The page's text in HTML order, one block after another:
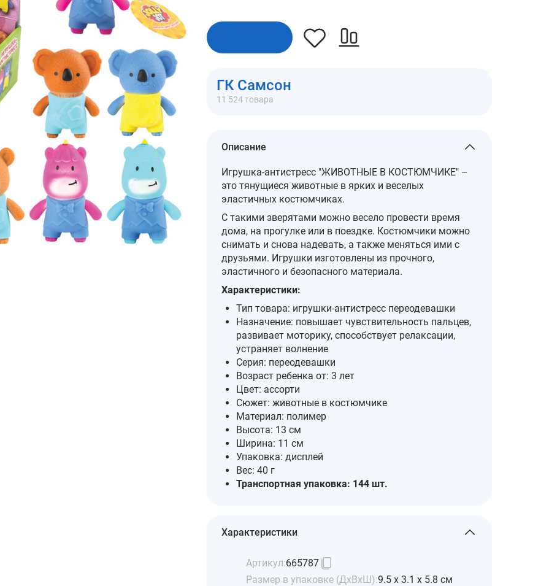
ГК Самсон
11 524 товара
Описание
Игрушка-антистресс "ЖИВОТНЫЕ В КОСТЮМЧИКЕ" –
это тянущиеся животные в ярких и веселых
эластичных костюмчиках.
С такими зверятами можно весело провести время
дома, на прогулке или в поездке. Костюмчики можно
снимать и снова надевать, а также меняться ими с
друзьями. Игрушки изготовлены из прочного,
эластичного и безопасного материала.
Характеристики:
Тип товара: игрушки-антистресс переодевашки
Назначение: повышает чувствительность пальцев,
развивает моторику, способствует релаксации,
устраняет волнение
Серия: переодевашки
Возраст ребенка от: 3 лет
Цвет: ассорти
Сюжет: животные в костюмчике
Материал: полимер
Высота: 13 см
Ширина: 11 см
Упаковка: дисплей
Вес: 40 г
Транспортная упаковка: 144 шт.
Характеристики
Артикул:665787
Размер в упаковке (ДхВхШ):9.5 x 3.1 x 5.8 см